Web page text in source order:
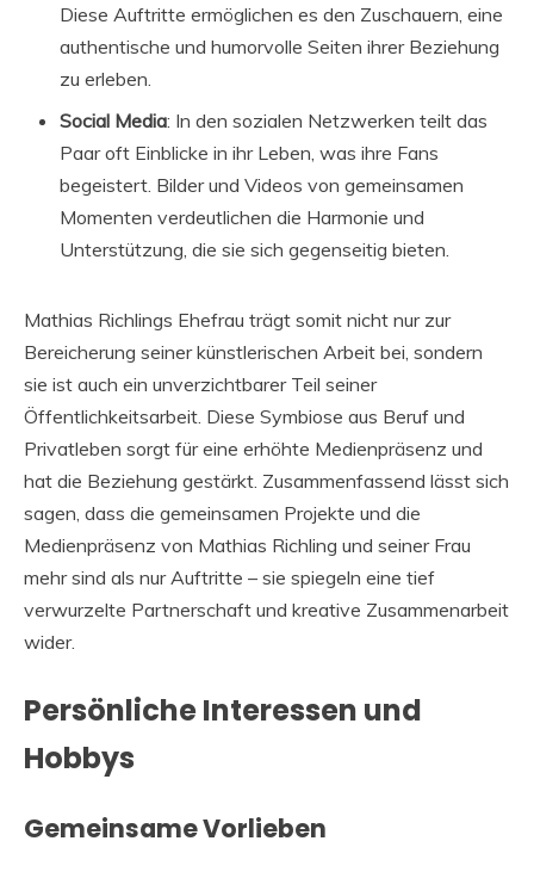
Diese Auftritte ermöglichen es den Zuschauern, eine
authentische und humorvolle Seiten ihrer Beziehung
zu erleben.
Social Media: In den sozialen Netzwerken teilt das
Paar oft Einblicke in ihr Leben, was ihre Fans
begeistert. Bilder und Videos von gemeinsamen
Momenten verdeutlichen die Harmonie und
Unterstützung, die sie sich gegenseitig bieten.
Mathias Richlings Ehefrau trägt somit nicht nur zur
Bereicherung seiner künstlerischen Arbeit bei, sondern
sie ist auch ein unverzichtbarer Teil seiner
Öffentlichkeitsarbeit. Diese Symbiose aus Beruf und
Privatleben sorgt für eine erhöhte Medienpräsenz und
hat die Beziehung gestärkt. Zusammenfassend lässt sich
sagen, dass die gemeinsamen Projekte und die
Medienpräsenz von Mathias Richling und seiner Frau
mehr sind als nur Auftritte – sie spiegeln eine tief
verwurzelte Partnerschaft und kreative Zusammenarbeit
wider.
Persönliche Interessen und
Hobbys
Gemeinsame Vorlieben